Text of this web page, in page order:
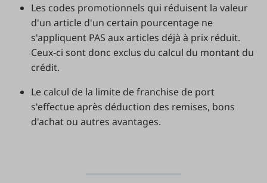
Les codes promotionnels qui réduisent la valeur
d'un article d'un certain pourcentage ne
s'appliquent PAS aux articles déjà à prix réduit.
Ceux-ci sont donc exclus du calcul du montant du
crédit.
Le calcul de la limite de franchise de port
s'effectue après déduction des remises, bons
d'achat ou autres avantages.